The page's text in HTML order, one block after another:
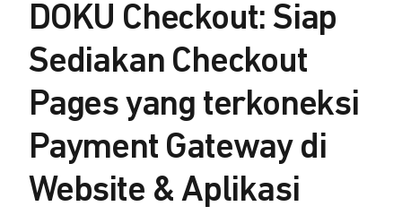
DOKU Checkout: Siap
Sediakan Checkout
Pages yang terkoneksi
Payment Gateway di
Website & Aplikasi